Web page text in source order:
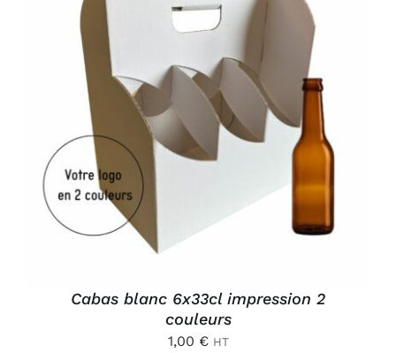
AJOUTER AU PANIER
/
DÉTAILS
Cabas blanc 6x33cl impression 2
couleurs
1,00 € HT